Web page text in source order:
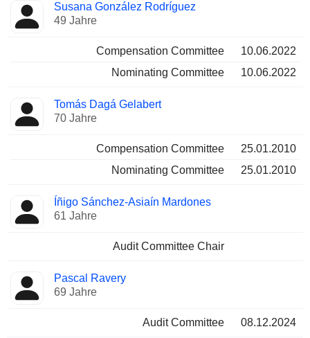
Susana González Rodríguez
49 Jahre
Compensation Committee
10.06.2022
Nominating Committee
10.06.2022
Tomás Dagá Gelabert
70 Jahre
Compensation Committee
25.01.2010
Nominating Committee
25.01.2010
Íñigo Sánchez-Asiaín Mardones
61 Jahre
Audit Committee Chair
Pascal Ravery
69 Jahre
Audit Committee 08.12.2024